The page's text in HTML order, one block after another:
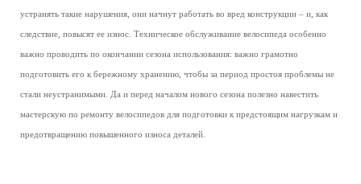
устранять такие нарушения, они начнут работать во вред конструкции – и, как
следствие, повысят ее износ. Техническое обслуживание велосипеда особенно
важно проводить по окончании сезона использования: важно грамотно
подготовить его к бережному хранению, чтобы за период простоя проблемы не
стали неустранимыми. Да и перед началом нового сезона полезно навестить
мастерскую по ремонту велосипедов для подготовки к предстоящим нагрузкам и
предотвращению повышенного износа деталей.